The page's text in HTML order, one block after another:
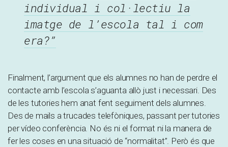
individual i col·lectiu la
imatge de l’escola tal i com
era?”
Finalment, l’argument que els alumnes no han de perdre el
contacte amb l’escola s’aguanta allò just i necessari. Des
de les tutories hem anat fent seguiment dels alumnes.
Des de mails a trucades telefòniques, passant per tutories
per vídeo conferència. No és ni el format ni la manera de
fer les coses en una situació de “normalitat”. Però és que